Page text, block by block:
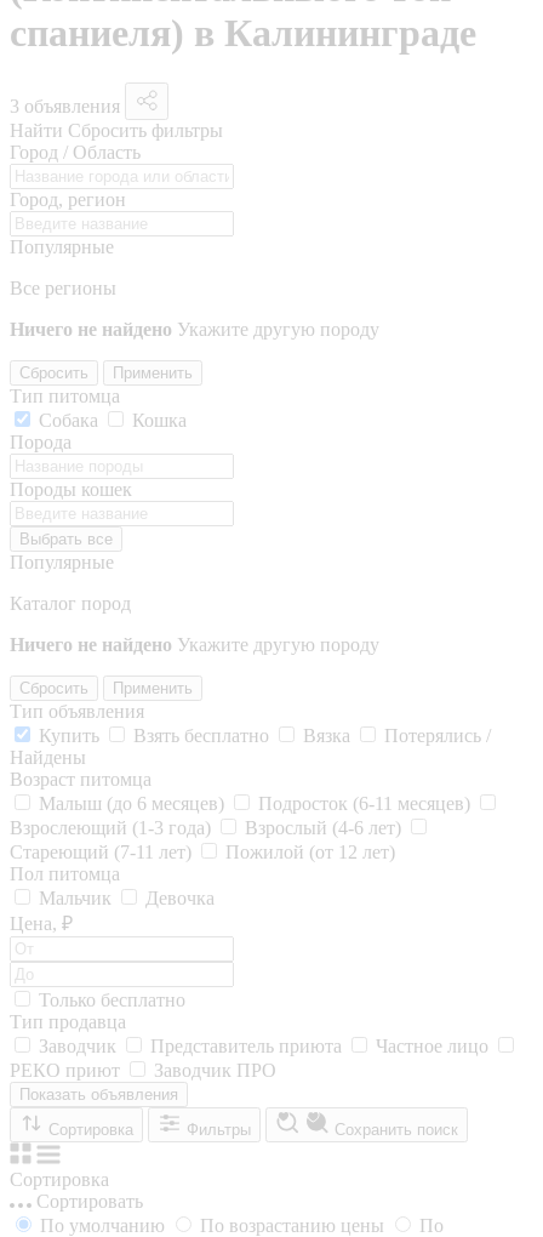
спаниеля) в Калининграде
3 объявления
Найти Сбросить фильтры
Город / Область
Город, регион
Популярные
Все регионы
Ничего не найдено Укажите другую породу
Сбросить Применить
Тип питомца
Собака
Кошка
Порода
Породы кошек
Выбрать все
Популярные
Каталог пород
Ничего не найдено Укажите другую породу
Сбросить Применить
Тип объявления
Купить
Взять бесплатно Вязка
Потерялись /
Найдены
Возраст питомца
Малыш (до 6 месяцев)
Подросток (6-11 месяцев)
Взрослеющий (1-3 года)
Взрослый (4-6 лет)
Стареющий (7-11 лет)
Пожилой (от 12 лет)
Пол питомца
Мальчик
Девочка
Цена, ₽
Только бесплатно
Тип продавца
Заводчик
Представитель приюта
Частное лицо
РЕКО приют
Заводчик ПРО
Показать объявления
Сортировка
Фильтры Сохранить поиск
Сортировка
Сортировать
По умолчанию
По возрастанию цены
По